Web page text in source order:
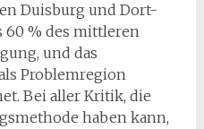
Duisburg und Dort-
60 % des mittleren
und das
Problemregion
Bei aller Kritik, die
haben kann,